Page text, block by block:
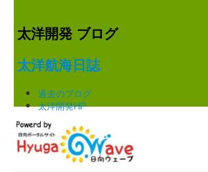
太洋開発 ブログ
太洋航海日誌
過去のブログ
太洋開発HP